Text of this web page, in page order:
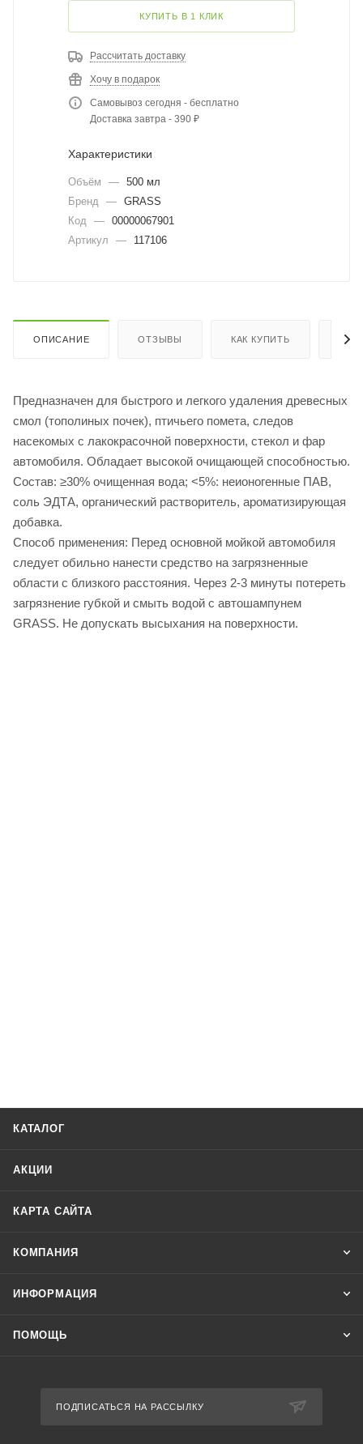
КУПИТЬ В 1 КЛИК
Рассчитать доставку
Хочу в подарок
Самовывоз сегодня - бесплатно
Доставка завтра - 390 ₽
Характеристики
Объём — 500 мл
Бренд — GRASS
Код — 00000067901
Артикул
— 117106
ОПИСАНИЕ ОТЗЫВЫ КАК КУПИТЬ
Предназначен для быстрого и легкого удаления древесных
смол (тополиных почек), птичьего помета, следов
насекомых с лакокрасочной поверхности, стекол и фар
автомобиля. Обладает высокой очищающей способностью.
Состав: ≥30% очищенная вода; <5%: неионогенные ПАВ,
соль ЭДТА, органический растворитель, ароматизирующая
добавка.
Способ применения: Перед основной мойкой автомобиля
следует обильно нанести средство на загрязненные
области с близкого расстояния. Через 2-3 минуты потереть
загрязнение губкой и смыть водой с автошампунем
GRASS. Не допускать высыхания на поверхности.
КАТАЛОГ
АКЦИИ
КАРТА САЙТА
КОМПАНИЯ
ИНФОРМАЦИЯ
ПОМОЩЬ
ПОДПИСАТЬСЯ НА РАССЫЛКУ